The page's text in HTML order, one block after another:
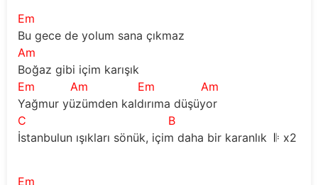
Em
Bu gece de yolum sana çıkmaz
Am
Boğaz gibi içim karışık
Em
Am Em
Am
Yağmur yüzümden kaldırıma düşüyor
C
B
İstanbulun ışıkları sönük, içim daha bir karanlık 𝄆 x2
Em